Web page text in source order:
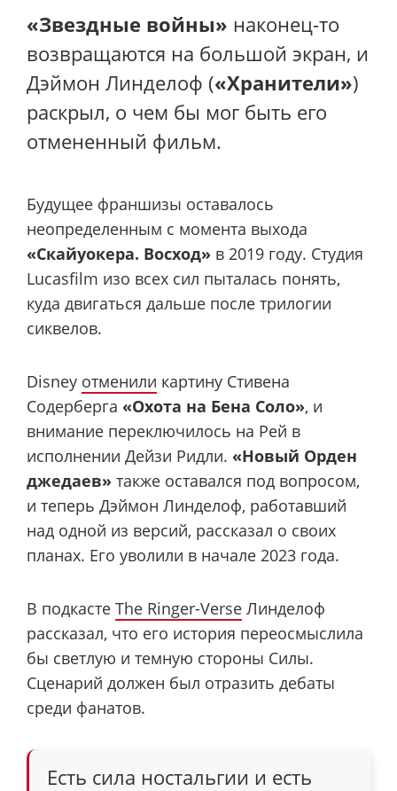
«Звездные войны» наконец-то
возвращаются на большой экран, и
Дэймон Линделоф («Хранители»)
раскрыл, о чем бы мог быть его
отмененный фильм.
Будущее франшизы оставалось
неопределенным с момента выхода
«Скайуокера. Восход» в 2019 году. Студия
Lucasfilm изо всех сил пыталась понять,
куда двигаться дальше после трилогии
сиквелов.
Disney отменили картину Стивена
Содерберга «Охота на Бена Соло», и
внимание переключилось на Рей в
исполнении Дейзи Ридли. «Новый Орден
джедаев» также оставался под вопросом,
и теперь Дэймон Линделоф, работавший
над одной из версий, рассказал о своих
планах. Его уволили в начале 2023 года.
В подкасте The Ringer-Verse Линделоф
рассказал, что его история переосмыслила
бы светлую и темную стороны Силы.
Сценарий должен был отразить дебаты
среди фанатов.
Есть сила ностальгии и есть